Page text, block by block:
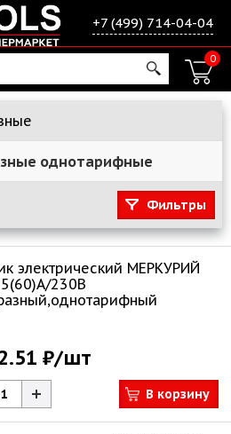
+7 (499) 714-04-04
0
однотарифные
Фильтры
электрический МЕРКУРИЙ
₽/шт
В корзину